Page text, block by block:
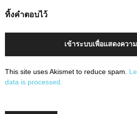
ทิ้งคำตอบไว้
เข้าระบบเพื่อแสดงควา
This site uses Akismet to reduce spam.
data is processed.